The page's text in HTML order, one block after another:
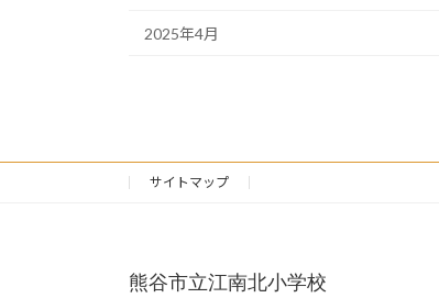
2025年4月
サイトマップ
熊谷市立江南北小学校